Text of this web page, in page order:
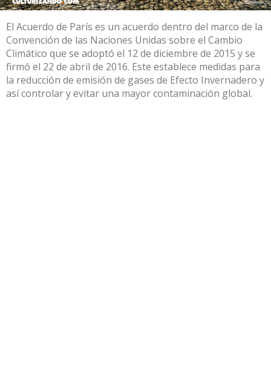
El Acuerdo de París es un acuerdo dentro del marco de la
Convención de las Naciones Unidas sobre el Cambio
Climático que se adoptó el 12 de diciembre de 2015 y se
firmó el 22 de abril de 2016. Este establece medidas para
la reducción de emisión de gases de Efecto Invernadero y
así controlar y evitar una mayor contaminación global.